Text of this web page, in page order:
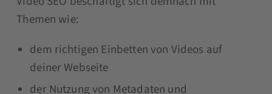
Themen wie:
dem richtigen Einbetten von Videos auf
deiner Webseite
der Nutzung von Metadaten und